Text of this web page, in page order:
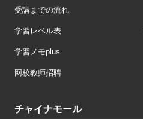
受講までの流れ
学習レベル表
学習メモplus
网校教师招聘
チャイナモール